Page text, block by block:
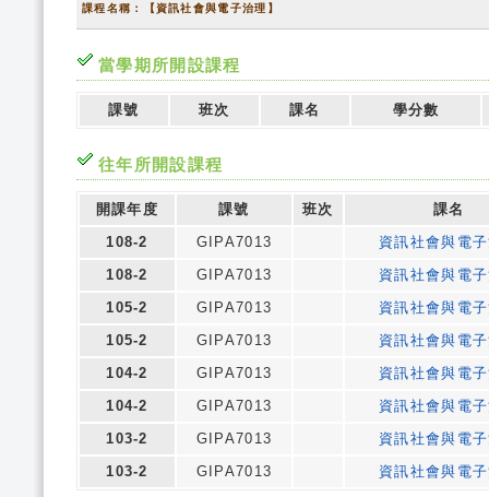
課程名稱：【資訊社會與電子治理】
當學期所開設課程
課號 班次 課名 學分數
往年所開設課程
開課年度 課號 班次
課名
108-2
GIPA7013
資訊社會與電
108-2
GIPA7013
資訊社會與電
105-2
GIPA7013
資訊社會與電
105-2
GIPA7013
資訊社會與電
104-2
GIPA7013
資訊社會與電
104-2
GIPA7013
資訊社會與電
103-2
GIPA7013
資訊社會與電
103-2
GIPA7013 資訊社會與電